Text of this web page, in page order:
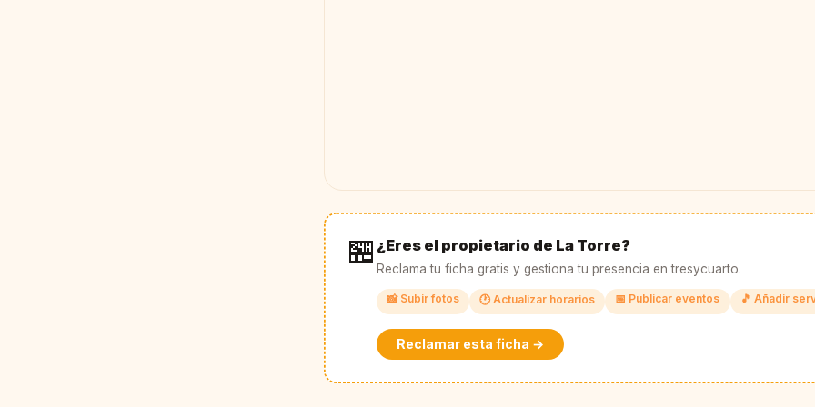
🏪 ¿Eres el propietario de La Torre?
Reclama tu ficha gratis y gestiona tu presencia en tresycuarto.
📸 Subir fotos 🕐 Actualizar horarios 📅 Publicar eventos 🎵 Añadir
Reclamar esta ficha →